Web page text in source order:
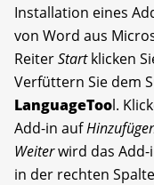
Installation eines
von Word aus
ReiterStartklicken
Verfüttern Sie dem
LanguageTool.
Add-in auf
Weiterwird das
in der rechten